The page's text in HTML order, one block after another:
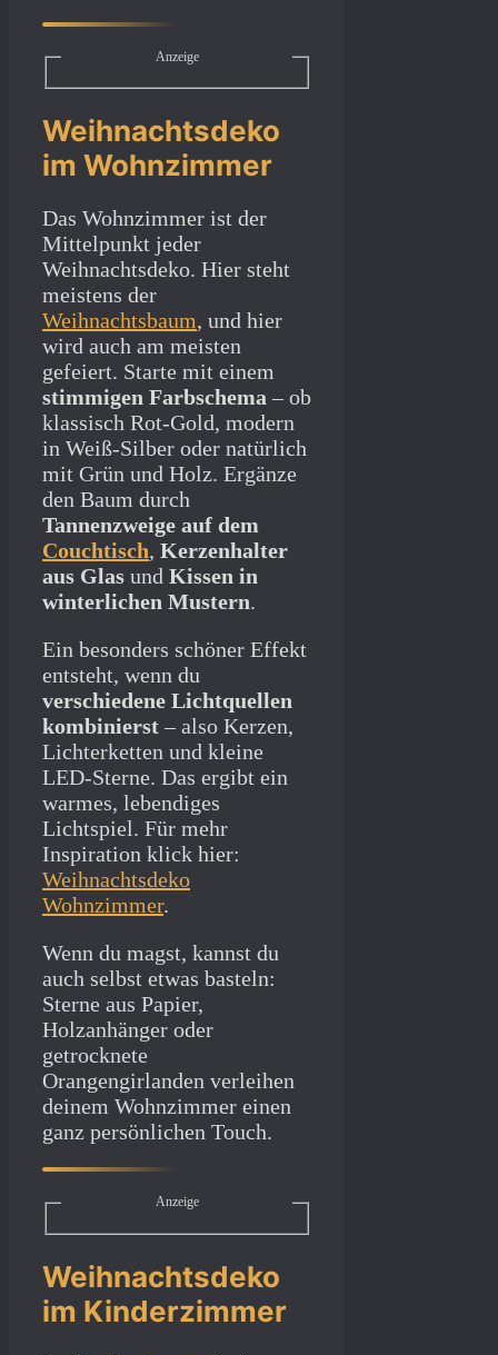
Anzeige
Weihnachtsdeko
im Wohnzimmer
Das Wohnzimmer ist der
Mittelpunkt jeder
Weihnachtsdeko. Hier steht
meistens der
Weihnachtsbaum, und hier
wird auch am meisten
gefeiert. Starte mit einem
stimmigen Farbschema – ob
klassisch Rot-Gold, modern
in Weiß-Silber oder natürlich
mit Grün und Holz. Ergänze
den Baum durch
Tannenzweige auf dem
Couchtisch, Kerzenhalter
aus Glas und Kissen in
winterlichen Mustern.
Ein besonders schöner Effekt
entsteht, wenn du
verschiedene Lichtquellen
kombinierst – also Kerzen,
Lichterketten und kleine
LED-Sterne. Das ergibt ein
warmes, lebendiges
Lichtspiel. Für mehr
Inspiration klick hier:
Weihnachtsdeko
Wohnzimmer.
Wenn du magst, kannst du
auch selbst etwas basteln:
Sterne aus Papier,
Holzanhänger oder
getrocknete
Orangengirlanden verleihen
deinem Wohnzimmer einen
ganz persönlichen Touch.
Anzeige
Weihnachtsdeko
im Kinderzimmer